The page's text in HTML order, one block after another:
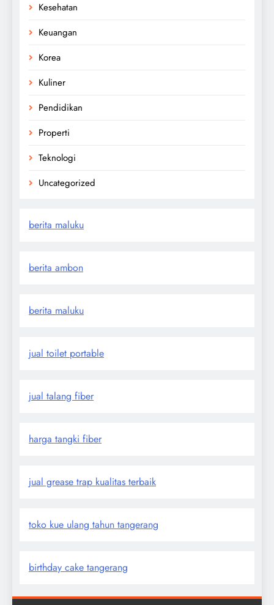
Kesehatan
Keuangan
Korea
Kuliner
Pendidikan
Properti
Teknologi
Uncategorized
berita maluku
berita ambon
berita maluku
jual toilet portable
jual talang fiber
harga tangki fiber
jual grease trap kualitas terbaik
toko kue ulang tahun tangerang
birthday cake tangerang